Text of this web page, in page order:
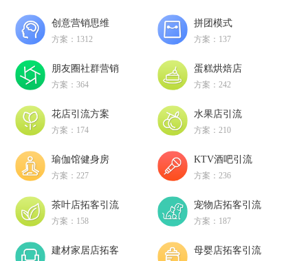
创意营销思维
方案：1312
拼团模式
方案：137
朋友圈社群营销
方案：364
蛋糕烘焙店
方案：242
花店引流方案
方案：174
水果店引流
方案：210
瑜伽馆健身房
方案：227
KTV酒吧引流
方案：236
茶叶店拓客引流
方案：158
宠物店拓客引流
方案：187
建材家居店拓客 母婴店拓客引流